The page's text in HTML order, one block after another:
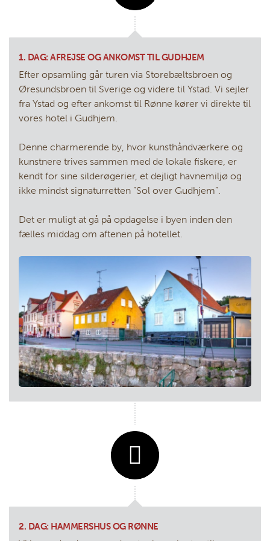
DK-7100
KONTAKTFORMULAR RING TIL OS
1. DAG: AFREJSE OG ANKOMST TIL GUDHJEM
Efter opsamling går turen via Storebæltsbroen og
Øresundsbroen til Sverige og videre til Ystad. Vi sejler
fra Ystad og efter ankomst til Rønne kører vi direkte til
vores hotel i Gudhjem.
Denne charmerende by, hvor kunsthåndværkere og
kunstnere trives sammen med de lokale fiskere, er
kendt for sine silderøgerier, et dejligt havnemiljø og
ikke mindst signaturretten ”Sol over Gudhjem”.
Det er muligt at gå på opdagelse i byen inden den
fælles middag om aftenen på hotellet.
2. DAG: HAMMERSHUS OG RØNNE